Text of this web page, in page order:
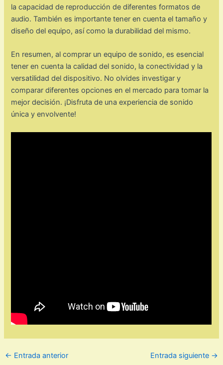
la capacidad de reproducción de diferentes formatos de
audio. También es importante tener en cuenta el tamaño y
diseño del equipo, así como la durabilidad del mismo.
En resumen, al comprar un equipo de sonido, es esencial
tener en cuenta la calidad del sonido, la conectividad y la
versatilidad del dispositivo. No olvides investigar y
comparar diferentes opciones en el mercado para tomar la
mejor decisión. ¡Disfruta de una experiencia de sonido
única y envolvente!
← Entrada anterior Entrada siguiente →